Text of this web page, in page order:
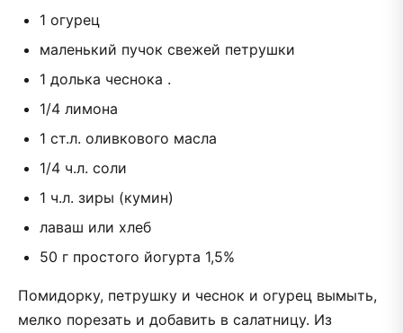
1 огурец
маленький пучок свежей петрушки
1 долька чеснока .
1/4 лимона
1 ст.л. оливкового масла
1/4 ч.л. соли
1 ч.л. зиры (кумин)
лаваш или хлеб
50 г простого йогурта 1,5%
Помидорку, петрушку и чеснок и огурец вымыть,
мелко порезать и добавить в салатницу. Из